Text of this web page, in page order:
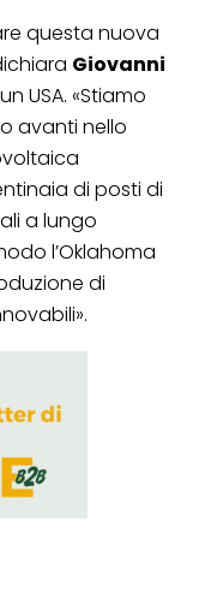
questa nuova
Giovanni
USA. «Stiamo
avanti nello
di posti di
a lungo
l’Oklahoma
di